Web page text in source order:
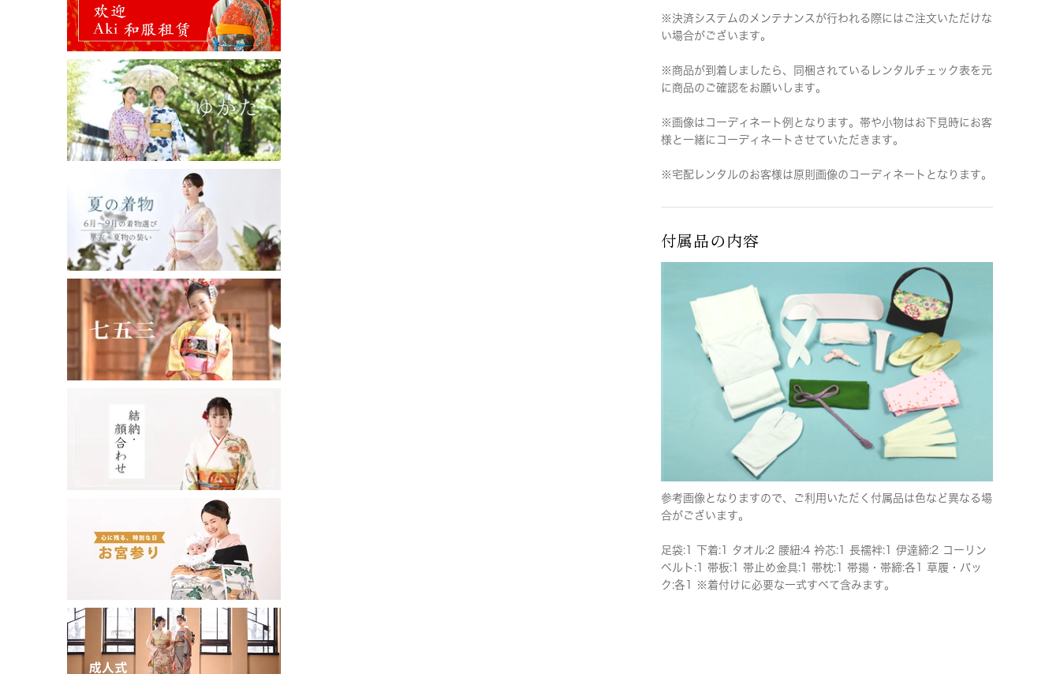
※決済システムのメンテナンスが行われる際にはご注文いただけな
い場合がございます。
※商品が到着しましたら、同梱されているレンタルチェック表を元
に商品のご確認をお願いします。
※画像はコーディネート例となります。帯や小物はお下見時にお客
様と一緒にコーディネートさせていただきます。
※宅配レンタルのお客様は原則画像のコーディネートとなります。
付属品の内容
参考画像となりますので、ご利用いただく付属品は色など異なる場
合がございます。
足袋:1 下着:1 タオル:2 腰紐:4 衿芯:1 長襦袢:1 伊達締:2 コーリン
ベルト:1 帯板:1 帯止め金具:1 帯枕:1 帯揚・帯締:各1 草履・バッ
ク:各1 ※着付けに必要な一式すべて含みます。